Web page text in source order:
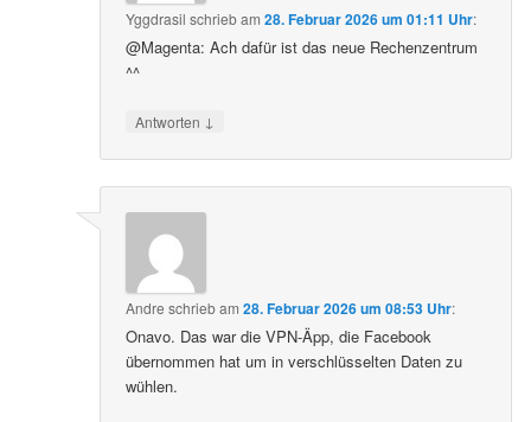
Yggdrasil schriebam28. Februar 2026 um 01:11 Uhr:
@Magenta: Ach dafür ist das neue Rechenzentrum
^^
Antworten ↓
Andre schriebam28. Februar 2026 um 08:53 Uhr:
Onavo. Das war die VPN-Äpp, die Facebook
übernommen hat um in verschlüsselten Daten zu
wühlen.